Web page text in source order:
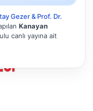
Gezer & Prof. Dr.
Kanayan
canlı yayına ait